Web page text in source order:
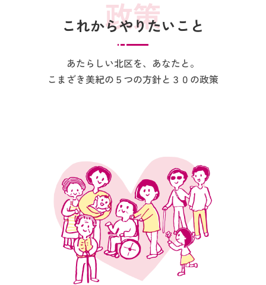
これからやりたいこと
あたらしい北区を、あなたと。
こまざき美紀の５つの方針と３０の政策